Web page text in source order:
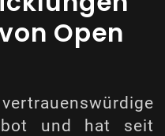
Open
und hat seit